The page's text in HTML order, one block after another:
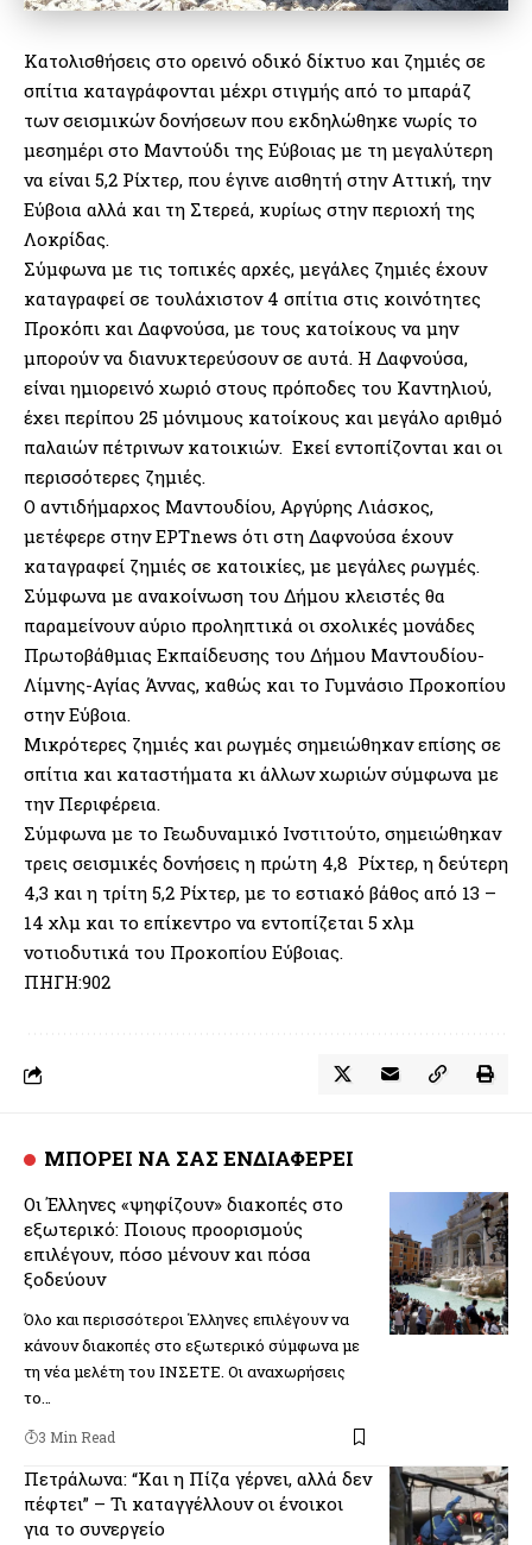
Κατολισθήσεις στο ορεινό οδικό δίκτυο και ζημιές σε
σπίτια καταγράφονται μέχρι στιγμής από το μπαράζ
των σεισμικών δονήσεων που εκδηλώθηκε νωρίς το
μεσημέρι στο Μαντούδι της Εύβοιας με τη μεγαλύτερη
να είναι 5,2 Ρίχτερ, που έγινε αισθητή στην Αττική, την
Εύβοια αλλά και τη Στερεά, κυρίως στην περιοχή της
Λοκρίδας.
Σύμφωνα με τις τοπικές αρχές, μεγάλες ζημιές έχουν
καταγραφεί σε τουλάχιστον 4 σπίτια στις κοινότητες
Προκόπι και Δαφνούσα, με τους κατοίκους να μην
μπορούν να διανυκτερεύσουν σε αυτά. Η Δαφνούσα,
είναι ημιορεινό χωριό στους πρόποδες του Καντηλιού,
έχει περίπου 25 μόνιμους κατοίκους και μεγάλο αριθμό
παλαιών πέτρινων κατοικιών. Εκεί εντοπίζονται και οι
περισσότερες ζημιές.
Ο αντιδήμαρχος Μαντουδίου, Αργύρης Λιάσκος,
μετέφερε στην ΕΡΤnews ότι στη Δαφνούσα έχουν
καταγραφεί ζημιές σε κατοικίες, με μεγάλες ρωγμές.
Σύμφωνα με ανακοίνωση του Δήμου κλειστές θα
παραμείνουν αύριο προληπτικά οι σχολικές μονάδες
Πρωτοβάθμιας Εκπαίδευσης του Δήμου Μαντουδίου-
Λίμνης-Αγίας Άννας, καθώς και το Γυμνάσιο Προκοπίου
στην Εύβοια.
Μικρότερες ζημιές και ρωγμές σημειώθηκαν επίσης σε
σπίτια και καταστήματα κι άλλων χωριών σύμφωνα με
την Περιφέρεια.
Σύμφωνα με το Γεωδυναμικό Ινστιτούτο, σημειώθηκαν
τρεις σεισμικές δονήσεις η πρώτη 4,8 Ρίχτερ, η δεύτερη
4,3 και η τρίτη 5,2 Ρίχτερ, με το εστιακό βάθος από 13 –
14 χλμ και το επίκεντρο να εντοπίζεται 5 χλμ
νοτιοδυτικά του Προκοπίου Εύβοιας.
ΠΗΓΗ:902
ΜΠΟΡΕΙ ΝΑ ΣΑΣ ΕΝΔΙΑΦΕΡΕΙ
Οι Έλληνες «ψηφίζουν» διακοπές στο
εξωτερικό: Ποιους προορισμούς
επιλέγουν, πόσο μένουν και πόσα
ξοδεύουν
Όλο και περισσότεροι Έλληνες επιλέγουν να
κάνουν διακοπές στο εξωτερικό σύμφωνα με
τη νέα μελέτη του ΙΝΣΕΤΕ. Οι αναχωρήσεις
το…
3 Min Read
Πετράλωνα: “Και η Πίζα γέρνει, αλλά δεν
πέφτει” – Τι καταγγέλλουν οι ένοικοι
για το συνεργείο